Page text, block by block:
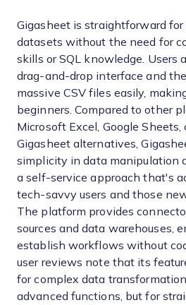
Gigasheet is straightforward
datasets without the need for
skills or SQL knowledge. Users
drag-and-drop interface and
massive CSV files easily,
beginners. Compared to other
Microsoft Excel, Google Sheets,
Gigasheet alternatives,
simplicity in data manipulation
a self-service approach that's
tech-savvy users and those
The platform provides
sources and data warehouses,
establish workflows without
user reviews note that its
for complex data
advanced functions, but for